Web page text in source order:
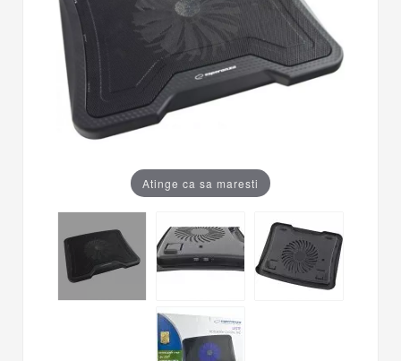
Atinge ca sa maresti